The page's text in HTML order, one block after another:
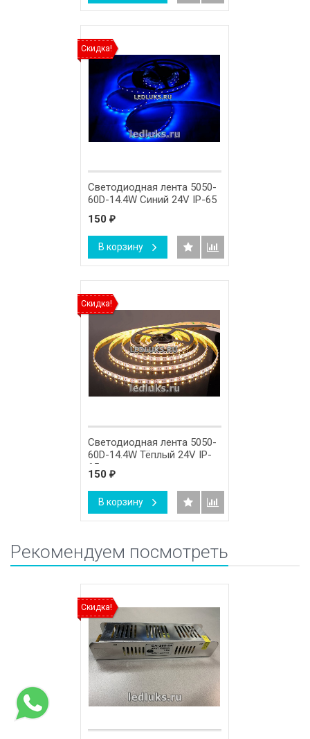
Скидка!
Светодиодная лента 5050-
60D-14.4W Синий 24V IP-65
150 ₽
В корзину
Скидка!
Светодиодная лента 5050-
60D-14.4W Тёплый 24V IP-
65
150 ₽
В корзину
Рекомендуем посмотреть
Скидка!